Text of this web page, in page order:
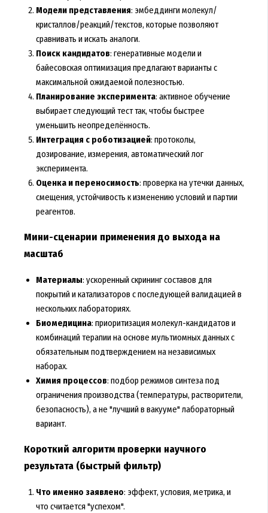
Модели представления: эмбеддинги молекул/
кристаллов/реакций/текстов, которые позволяют
сравнивать и искать аналоги.
Поиск кандидатов: генеративные модели и
байесовская оптимизация предлагают варианты с
максимальной ожидаемой полезностью.
Планирование эксперимента: активное обучение
выбирает следующий тест так, чтобы быстрее
уменьшить неопределённость.
Интеграция с роботизацией: протоколы,
дозирование, измерения, автоматический лог
эксперимента.
Оценка и переносимость: проверка на утечки данных,
смещения, устойчивость к изменению условий и партии
реагентов.
Мини-сценарии применения до выхода на
масштаб
Материалы: ускоренный скрининг составов для
покрытий и катализаторов с последующей валидацией в
нескольких лабораториях.
Биомедицина: приоритизация молекул-кандидатов и
комбинаций терапии на основе мультиомных данных с
обязательным подтверждением на независимых
наборах.
Химия процессов: подбор режимов синтеза под
ограничения производства (температуры, растворители,
безопасность), а не "лучший в вакууме" лабораторный
вариант.
Короткий алгоритм проверки научного
результата (быстрый фильтр)
Что именно заявлено: эффект, условия, метрика, и
что считается "успехом".